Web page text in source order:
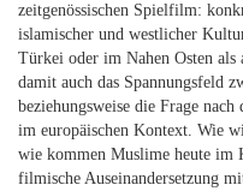
zeitgenössischen Spielfilm:
islamischer und westlicher
Türkei oder im Nahen Osten
damit auch das Spannungsfeld
beziehungsweise die Frage
im europäischen Kontext. Wie
wie kommen Muslime heute im
filmische Auseinandersetzung